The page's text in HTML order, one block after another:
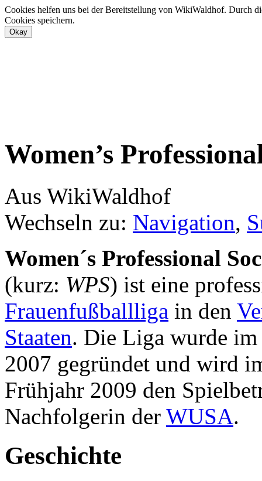
Cookies helfen uns bei der Bereitstellung von WikiWaldhof. Durch
Cookies speichern.
Women’s
Aus WikiWaldhof
Wechseln zu: Navigation,
Women´s Professional
(kurz: WPS) ist eine
Frauenfußballliga in den
Staaten. Die Liga wurde im
2007 gegründet und wird
Frühjahr 2009 den
Nachfolgerin der WUSA.
Geschichte